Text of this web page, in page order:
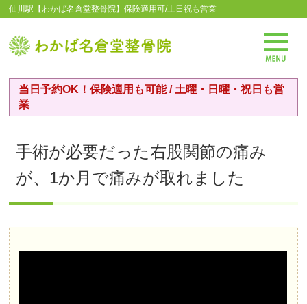
仙川駅【わかば名倉堂整骨院】保険適用可/土日祝も営業
当日予約OK！保険適用も可能 / 土曜・日曜・祝日も営
業
手術が必要だった右股関節の痛み
が、1か月で痛みが取れました